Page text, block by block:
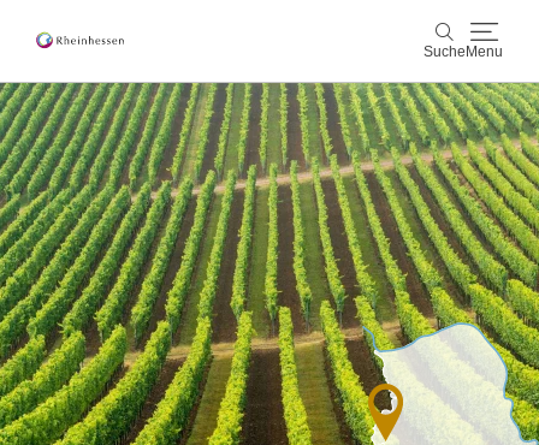
Suche Menu
Suche
Wein & Genuss
Aktiv & Natur
Kultur & Städte
Veranstaltungen
Buchung & Service
ShopRheinhessen-Blog Karte